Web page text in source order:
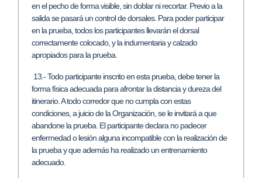
en el pecho de forma visible, sin doblar ni recortar. Previo a la
salida se pasará un control de dorsales. Para poder participar
en la prueba, todos los participantes llevarán el dorsal
correctamente colocado, y la indumentaria y calzado
apropiados para la prueba.
13.- Todo participante inscrito en esta prueba, debe tener la
forma física adecuada para afrontar la distancia y dureza del
itinerario. A todo corredor que no cumpla con estas
condiciones, a juicio de la Organización, se le invitará a que
abandone la prueba. El participante declara no padecer
enfermedad o lesión alguna incompatible con la realización de
la prueba y que además ha realizado un entrenamiento
adecuado.